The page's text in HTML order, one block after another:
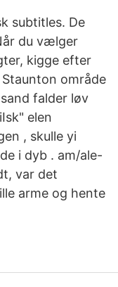
subtitles. De
du vælger
kigge efter
område
falder løv
elen
, skulle yi
i dyb . am/ale-
var det
arme og hente